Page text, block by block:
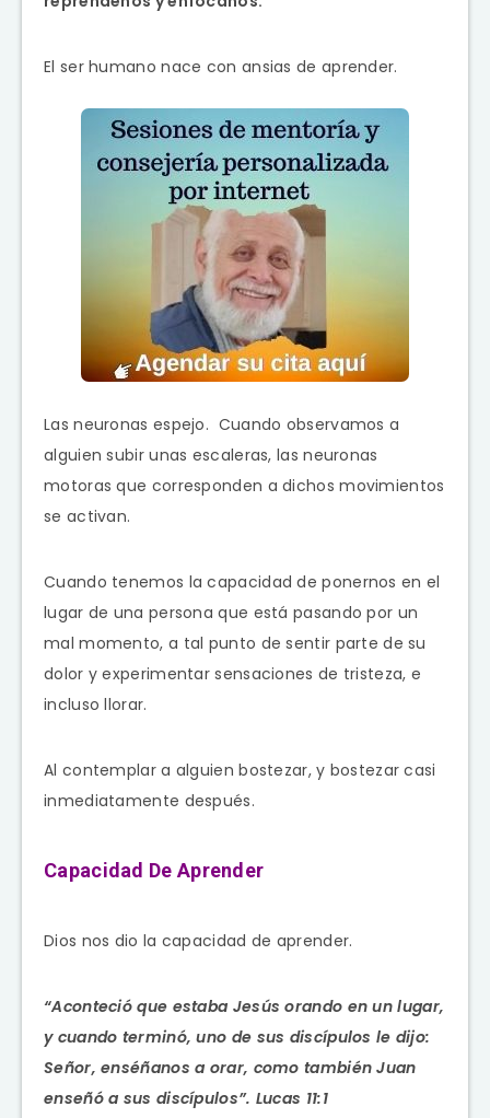
El ser humano nace con ansias de aprender.
Las neuronas espejo. Cuando observamos a
alguien subir unas escaleras, las neuronas
motoras que corresponden a dichos movimientos
se activan.
Cuando tenemos la capacidad de ponernos en el
lugar de una persona que está pasando por un
mal momento, a tal punto de sentir parte de su
dolor y experimentar sensaciones de tristeza, e
incluso llorar.
Al contemplar a alguien bostezar, y bostezar casi
inmediatamente después.
Capacidad De Aprender
Dios nos dio la capacidad de aprender.
“Aconteció que estaba Jesús orando en un lugar,
y cuando terminó, uno de sus discípulos le dijo:
Señor, enséñanos a orar, como también Juan
enseñó a sus discípulos”. Lucas 11:1